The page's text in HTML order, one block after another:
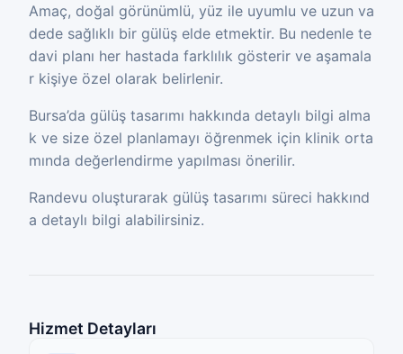
Amaç, doğal görünümlü, yüz ile uyumlu ve uzun va
dede sağlıklı bir gülüş elde etmektir. Bu nedenle te
davi planı her hastada farklılık gösterir ve aşamala
r kişiye özel olarak belirlenir.
Bursa’da gülüş tasarımı hakkında detaylı bilgi alma
k ve size özel planlamayı öğrenmek için klinik orta
mında değerlendirme yapılması önerilir.
Randevu oluşturarak gülüş tasarımı süreci hakkınd
a detaylı bilgi alabilirsiniz.
Hizmet Detayları